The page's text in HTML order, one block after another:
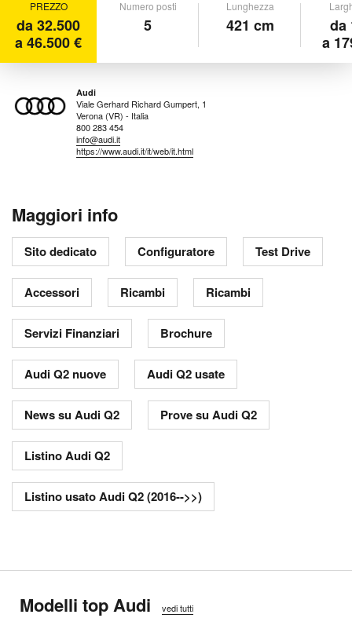
PREZZO
da 32.500
a 46.500 €
Numero posti
5
Lunghezza
421 cm
da
a
Audi
Viale Gerhard Richard Gumpert, 1
Verona (VR) - Italia
800 283 454
info@audi.it
https://www.audi.it/it/web/it.html
Maggiori info
Sito dedicato Configuratore Test Drive
Accessori Ricambi Ricambi
Servizi Finanziari Brochure
Audi Q2 nuove Audi Q2 usate
News su Audi Q2 Prove su Audi Q2
Listino Audi Q2
Listino usato Audi Q2 (2016-->>)
Modelli top Audi vedi tutti